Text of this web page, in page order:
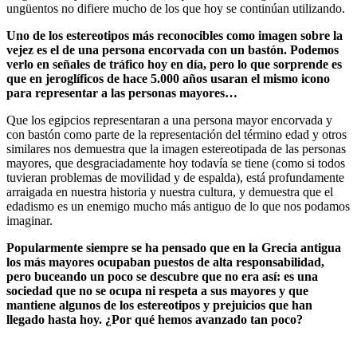
ungüentos no difiere mucho de los que hoy se continúan utilizando.
Uno de los estereotipos más reconocibles como imagen sobre la
vejez es el de una persona encorvada con un bastón. Podemos
verlo en señales de tráfico hoy en día, pero lo que sorprende es
que en jeroglíficos de hace 5.000 años usaran el mismo icono
para representar a las personas mayores…
Que los egipcios representaran a una persona mayor encorvada y
con bastón como parte de la representación del término edad y otros
similares nos demuestra que la imagen estereotipada de las personas
mayores, que desgraciadamente hoy todavía se tiene (como si todos
tuvieran problemas de movilidad y de espalda), está profundamente
arraigada en nuestra historia y nuestra cultura, y demuestra que el
edadismo es un enemigo mucho más antiguo de lo que nos podamos
imaginar.
Popularmente siempre se ha pensado que en la Grecia antigua
los más mayores ocupaban puestos de alta responsabilidad,
pero buceando un poco se descubre que no era así: es una
sociedad que no se ocupa ni respeta a sus mayores y que
mantiene algunos de los estereotipos y prejuicios que han
llegado hasta hoy. ¿Por qué hemos avanzado tan poco?